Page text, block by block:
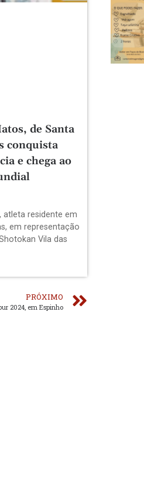
de Santa
conquista
e chega ao
atleta residente em
em representação
Vila das
PRÓXIMO
2024, em Espinho